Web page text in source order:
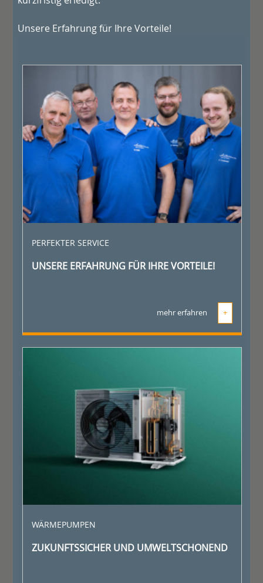
Unsere Erfahrung für Ihre Vorteile!
PERFEKTER SERVICE
UNSERE ERFAHRUNG FÜR IHRE VORTEILE!
mehr erfahren +
WÄRMEPUMPEN
ZUKUNFTSSICHER UND UMWELTSCHONEND